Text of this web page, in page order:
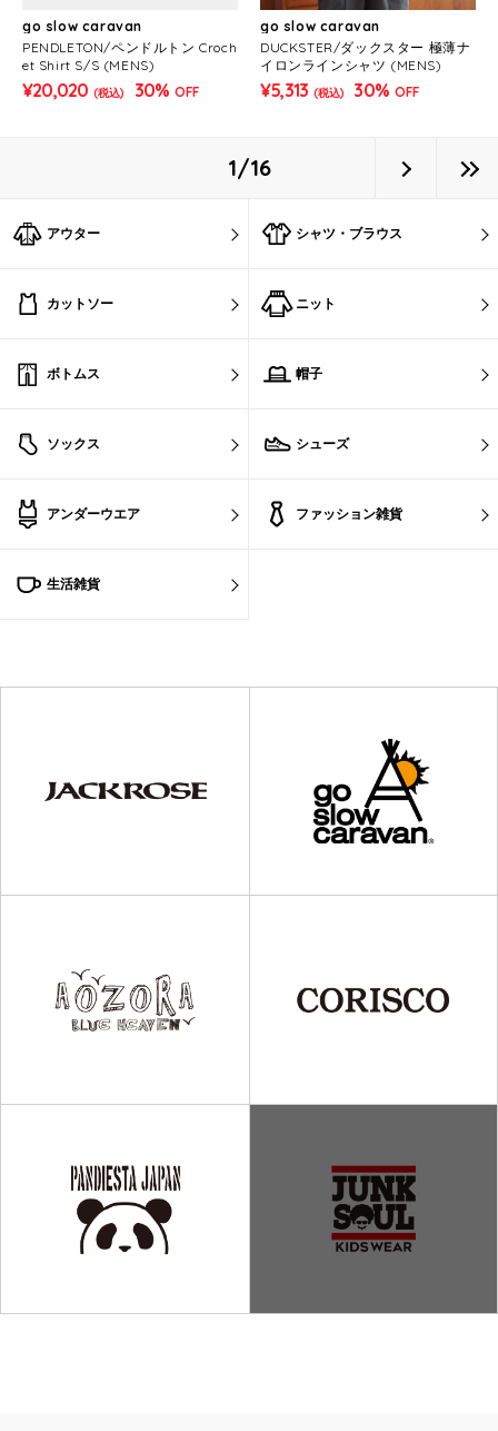
go slow caravan
PENDLETON/ペンドルトン Croch
et Shirt S/S (MENS)
¥20,020 (税込) 30% OFF
go slow caravan
DUCKSTER/ダックスター 極薄ナ
イロンラインシャツ (MENS)
¥5,313 (税込) 30% OFF
1/16
アウター シャツ・ブラウス
カットソー ニット
ボトムス 帽子
ソックス シューズ
アンダーウエア ファッション雑貨
生活雑貨